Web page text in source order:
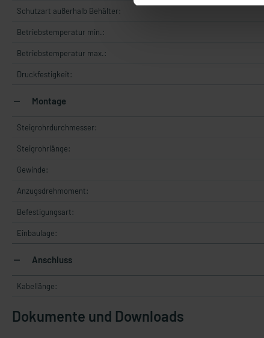
Schutzart außerhalb Behälter:
Betriebstemperatur min.:
Betriebstemperatur max.:
Druckfestigkeit:
Montage
Steigrohrdurchmesser:
Steigrohrlänge:
Gewinde:
Anzugsdrehmoment:
Befestigungsart:
Einbaulage:
Anschluss
Kabellänge:
Dokumente und Downloads